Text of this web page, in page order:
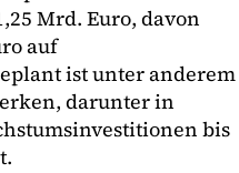
Mrd. Euro, davon
auf
ist unter anderem
darunter in
bis